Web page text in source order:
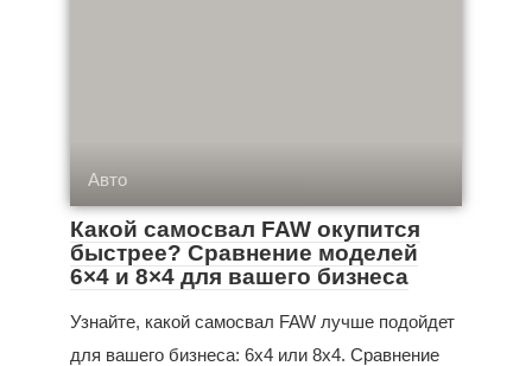
Авто
Какой самосвал FAW окупится
быстрее? Сравнение моделей
6×4 и 8×4 для вашего бизнеса
Узнайте, какой самосвал FAW лучше подойдет
для вашего бизнеса: 6x4 или 8x4. Сравнение